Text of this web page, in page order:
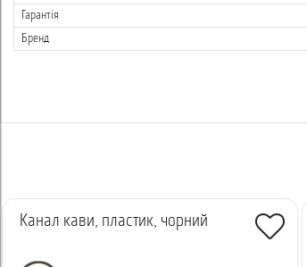
Гарантія
Бренд
Канал кави, пластик, чорний